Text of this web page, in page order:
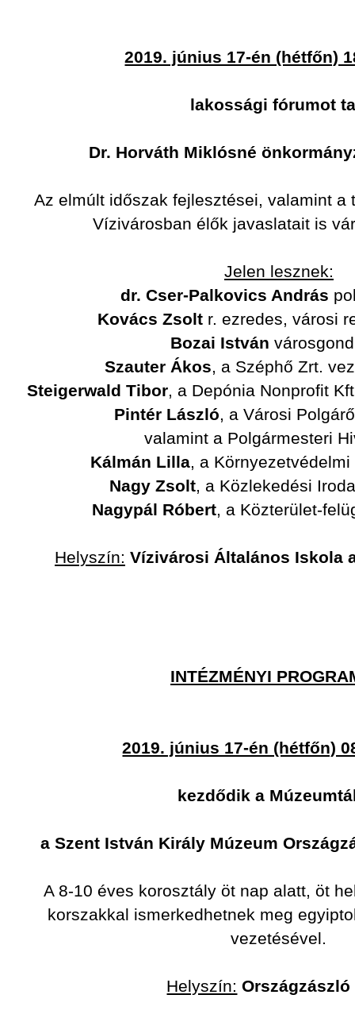
2019. június 17-én (hétfőn)
lakossági fórumot
Dr. Horváth Miklósné
Az elmúlt időszak fejlesztései, valamint a
Vízivárosban élők javaslatait is
Jelen lesznek:
dr. Cser-Palkovics András
Kovács Zsolt r. ezredes, városi
Bozai István
Szauter Ákos, a Széphő Zrt.
Steigerwald Tibor, a Depónia Nonprofit
Pintér László, a Városi
valamint a Polgármesteri
Kálmán Lilla, a
Nagy Zsolt, a Közlekedési
Nagypál Róbert, a Közterület-
Helyszín: Vízivárosi Általános Iskola
INTÉZMÉNYI
2019. június 17-én (hétfőn)
kezdődik a
a Szent István Király Múzeum
A 8-10 éves korosztály öt nap alatt, öt
korszakkal ismerkedhetnek meg
vezetésével.
Helyszín: Országzászló